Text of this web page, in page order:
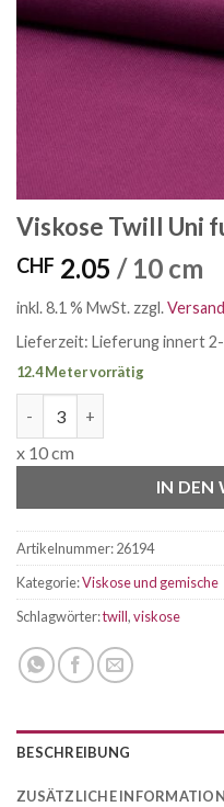
Viskose Twill Uni
CHF 2.05 / 10 cm
inkl. 8.1 % MwSt. zzgl.
Lieferzeit: Lieferung innert
12.4 Meter vorrätig
x 10 cm
IN DEN
Artikelnummer:26194
Kategorie:Viskose und gemische
Schlagwörter:twill,viskose
BESCHREIBUNG
ZUSÄTZLICHE